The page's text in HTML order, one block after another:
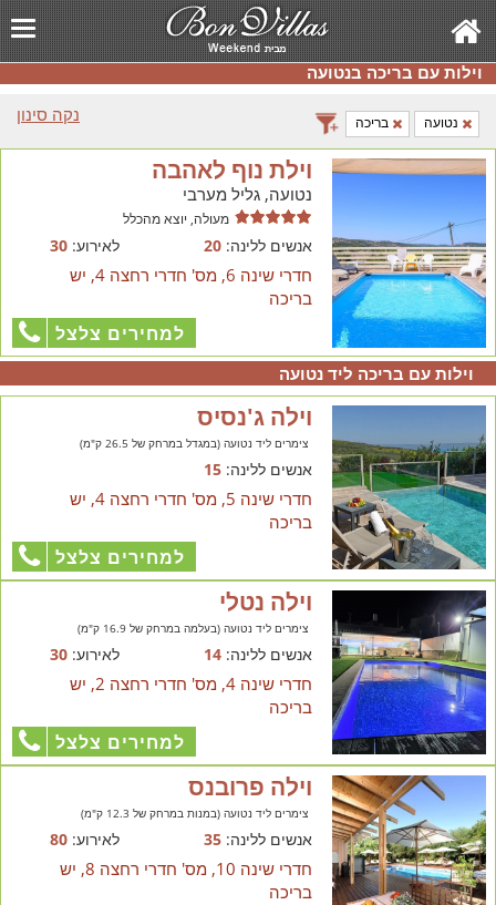
וילות עם בריכה בנטועה
נקה סינון
נטועה בריכה
וילת נוף לאהבה
נטועה, גליל מערבי
מעולה, יוצא מהכלל
אנשים ללינה:20 לאירוע:30
חדרי שינה 6, מס' חדרי רחצה 4, יש
בריכה
למחירים צלצל
וילות עם בריכה ליד נטועה
וילה ג'נסיס
צימרים ליד נטועה (במגדל במרחק של 26.5 ק"מ)
אנשים ללינה:15
חדרי שינה 5, מס' חדרי רחצה 4, יש
בריכה
למחירים צלצל
וילה נטלי
צימרים ליד נטועה (בעלמה במרחק של 16.9 ק"מ)
אנשים ללינה:14 לאירוע:30
חדרי שינה 4, מס' חדרי רחצה 2, יש
בריכה
למחירים צלצל
וילה פרובנס
צימרים ליד נטועה (במנות במרחק של 12.3 ק"מ)
אנשים ללינה:35 לאירוע:80
חדרי שינה 10, מס' חדרי רחצה 8, יש
בריכה